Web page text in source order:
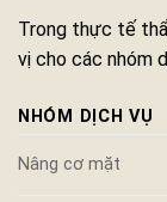
Trong thực tế
vị cho các nhóm
NHÓM DỊCH VỤ
Nâng cơ mặt